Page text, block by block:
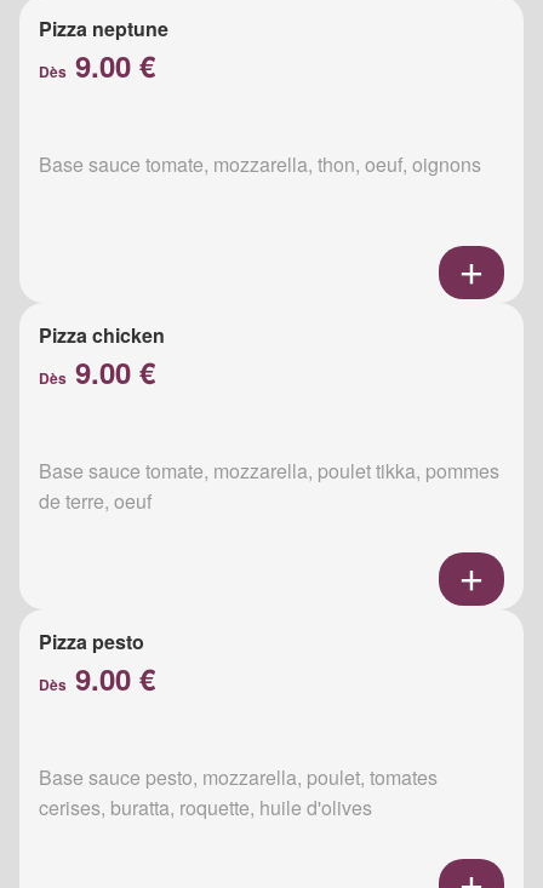
Pizza neptune
Dès 9.00 €
Base sauce tomate, mozzarella, thon, oeuf, oignons
Pizza chicken
Dès 9.00 €
Base sauce tomate, mozzarella, poulet tikka, pommes
de terre, oeuf
Pizza pesto
Dès 9.00 €
Base sauce pesto, mozzarella, poulet, tomates
cerises, buratta, roquette, huile d'olives